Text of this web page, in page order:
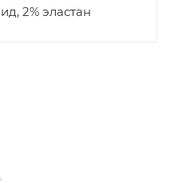
2% эластан